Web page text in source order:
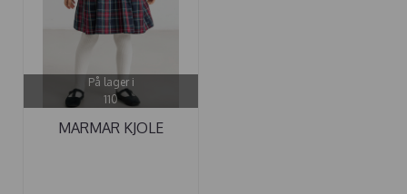
På lager i
110
MARMAR KJOLE